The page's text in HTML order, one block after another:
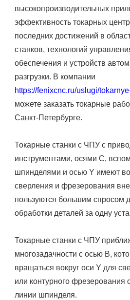
высокопроизводительных
эффективность токарных
последних достижений в
станков, технологий
обеспечения и устройств
разгрузки. В компании
https://fenixcnc.ru/uslugi/
можете заказать токарные
Санкт-Петербурге.
Токарные станки с ЧПУ с
инструментами, осями C,
шпинделями и осью Y имеют
сверления и фрезерования
пользуются большим спросом
обработки деталей за одну
Токарные станки с ЧПУ
многозадачности с осью B,
вращаться вокруг оси Y для
или контурного фрезерования
линии шпинделя.